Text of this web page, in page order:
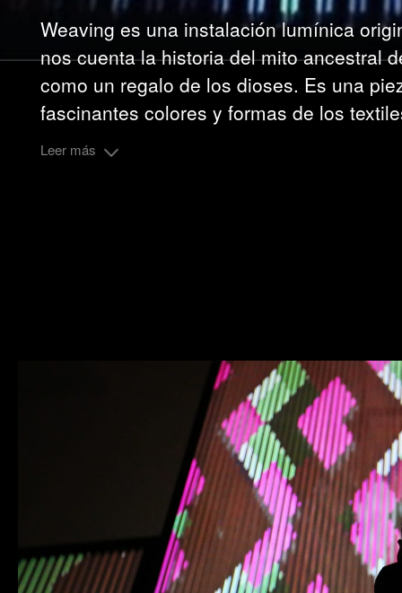
Weaving es una instalación lumínica
nos cuenta la historia del mito ancestral
como un regalo de los dioses. Es una
fascinantes colores y formas de los
Leer más